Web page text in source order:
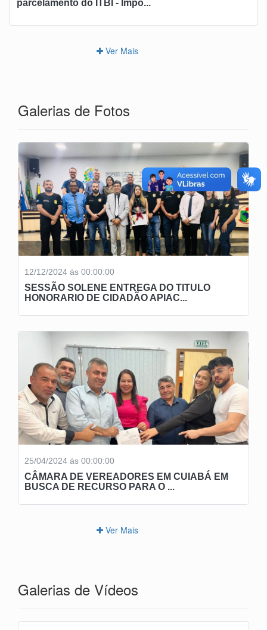
parcelamento do ITBI - Impo...
Ver Mais
Galerias de Fotos
12/12/2024 ás 00:00:00
SESSÃO SOLENE ENTREGA DO TITULO
HONORARIO DE CIDADÃO APIAC...
25/04/2024 ás 00:00:00
CÂMARA DE VEREADORES EM CUIABÁ EM
BUSCA DE RECURSO PARA O ...
Ver Mais
Galerias de Vídeos